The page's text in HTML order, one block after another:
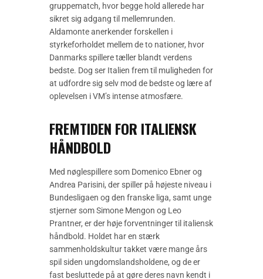
gruppematch, hvor begge hold allerede har
sikret sig adgang til mellemrunden.
Aldamonte anerkender forskellen i
styrkeforholdet mellem de to nationer, hvor
Danmarks spillere tæller blandt verdens
bedste. Dog ser Italien frem til muligheden for
at udfordre sig selv mod de bedste og lære af
oplevelsen i VM’s intense atmosfære.
FREMTIDEN FOR ITALIENSK
HÅNDBOLD
Med nøglespillere som Domenico Ebner og
Andrea Parisini, der spiller på højeste niveau i
Bundesligaen og den franske liga, samt unge
stjerner som Simone Mengon og Leo
Prantner, er der høje forventninger til italiensk
håndbold. Holdet har en stærk
sammenholdskultur takket være mange års
spil siden ungdomslandsholdene, og de er
fast besluttede på at gøre deres navn kendt i